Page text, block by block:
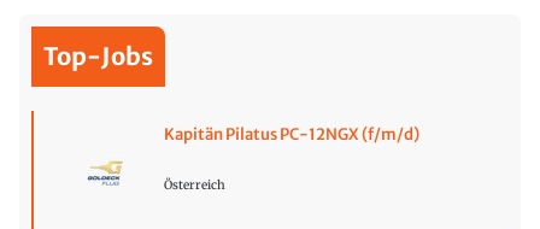
Top-Jobs
Kapitän Pilatus PC-12NGX (f/m/d)
Österreich